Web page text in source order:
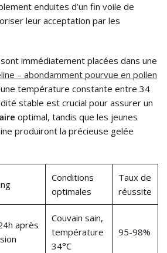
enduites d’un fin voile de
leur acceptation par les
immédiatement placées dans une
– abondamment pourvue en pollen
température constante entre 34
stable est crucial pour assurer un
optimal, tandis que les jeunes
produiront la précieuse gelée
Conditions
optimales
Taux de
réussite
après
Couvain sain,
température
34°C
95-98%